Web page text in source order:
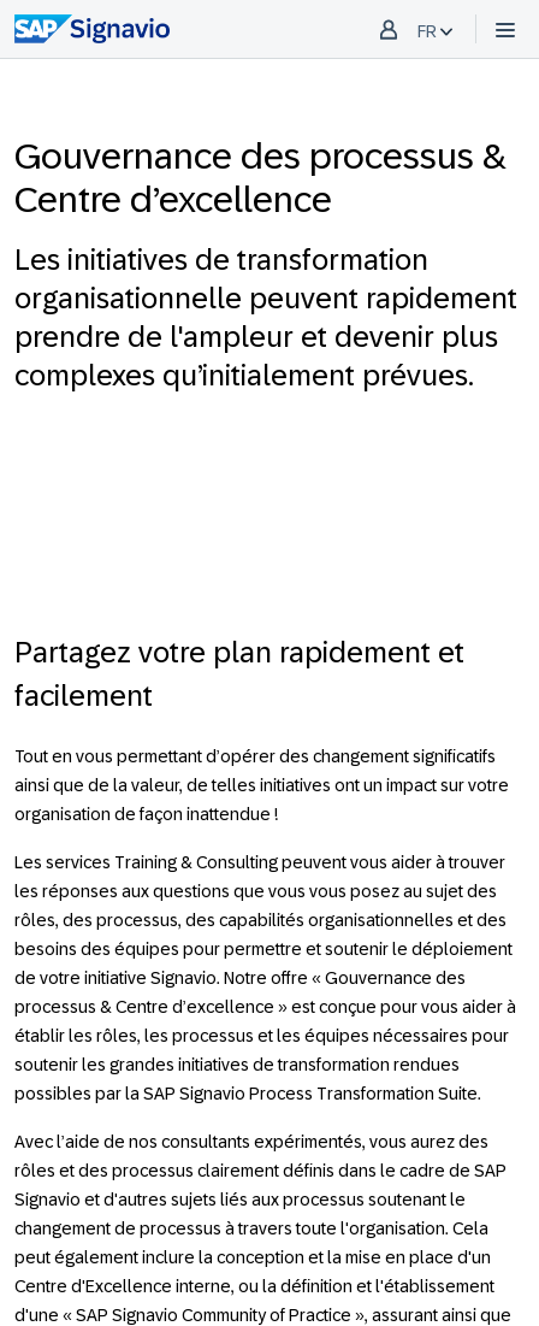
FR
Gouvernance des processus &
Centre d’excellence
Les initiatives de transformation
organisationnelle peuvent rapidement
prendre de l'ampleur et devenir plus
complexes qu’initialement prévues.
Partagez votre plan rapidement et
facilement
Tout en vous permettant d’opérer des changement significatifs
ainsi que de la valeur, de telles initiatives ont un impact sur votre
organisation de façon inattendue !
Les services Training & Consulting peuvent vous aider à trouver
les réponses aux questions que vous vous posez au sujet des
rôles, des processus, des capabilités organisationnelles et des
besoins des équipes pour permettre et soutenir le déploiement
de votre initiative Signavio. Notre offre « Gouvernance des
processus & Centre d’excellence » est conçue pour vous aider à
établir les rôles, les processus et les équipes nécessaires pour
soutenir les grandes initiatives de transformation rendues
possibles par la SAP Signavio Process Transformation Suite.
Avec l’aide de nos consultants expérimentés, vous aurez des
rôles et des processus clairement définis dans le cadre de SAP
Signavio et d'autres sujets liés aux processus soutenant le
changement de processus à travers toute l'organisation. Cela
peut également inclure la conception et la mise en place d'un
Centre d'Excellence interne, ou la définition et l'établissement
d'une « SAP Signavio Community of Practice », assurant ainsi que